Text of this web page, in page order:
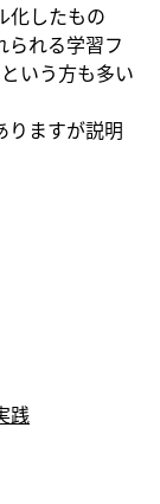
化したもの
られる学習フ
いう方も多い
りますが説明
践